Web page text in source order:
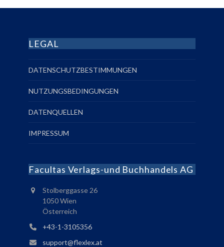
LEGAL
DATENSCHUTZBESTIMMUNGEN
NUTZUNGSBEDINGUNGEN
DATENQUELLEN
IMPRESSUM
Facultas Verlags-und Buchhandels AG
Stolberggasse 26
1050 Wien
Österreich
+43-1-3105356
support@flexlex.at